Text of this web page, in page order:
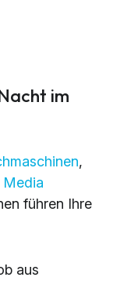
im
,
Media
führen Ihre
aus